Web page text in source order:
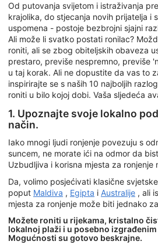
Od putovanja svijetom i istraživanja
krajolika, do stjecanja novih prijatelja i
uspomena - postoje bezbrojni sjajni
Ali može li svatko postati ronilac?
roniti, ali se zbog obiteljskih obaveza
prestaro, previše nespremno, previše
u taj korak. Ali ne dopustite da vas to
inspirirajte se s naših 10 najboljih
roniti u bilo kojoj dobi. Vaša sljedeća
1. Upoznajte svoje lokalno
način.
Iako mnogi ljudi ronjenje povezuju s
suncem, ne morate ići na odmor da
Uzbudljiva i korisna mjesta za ronjenje
Da, volimo posjećivati klasične
poput Maldiva , Egipta i Australije , ali
mjesta za ronjenje može biti jednako
Možete roniti u rijekama, kristalno
lokalnoj plaži i u posebno
Mogućnosti su gotovo beskrajne.